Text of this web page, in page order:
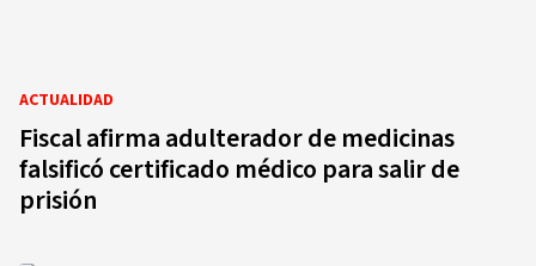
ACTUALIDAD
Fiscal afirma adulterador de medicinas
falsificó certificado médico para salir de
prisión